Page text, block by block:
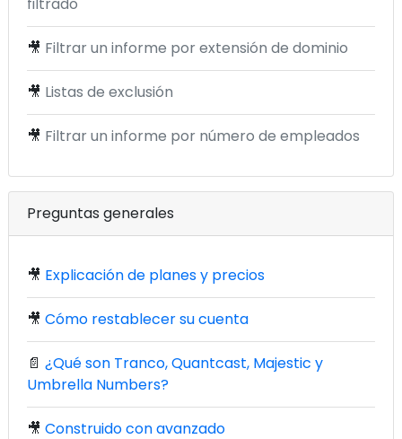
filtrado
🎥 Filtrar un informe por extensión de dominio
🎥 Listas de exclusión
🎥 Filtrar un informe por número de empleados
Preguntas generales
🎥 Explicación de planes y precios
🎥 Cómo restablecer su cuenta
📄 ¿Qué son Tranco, Quantcast, Majestic y
Umbrella Numbers?
🎥 Construido con avanzado